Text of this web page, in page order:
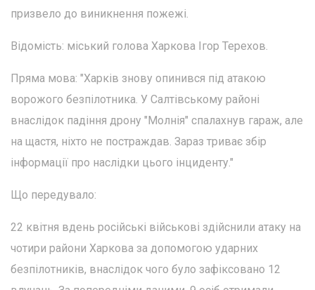
призвело до виникнення пожежі.
Відомість: міський голова Харкова Ігор Терехов.
Пряма мова: "Харків знову опинився під атакою
ворожого безпілотника. У Салтівському районі
внаслідок падіння дрону "Молнія" спалахнув гараж, але
на щастя, ніхто не постраждав. Зараз триває збір
інформації про наслідки цього інциденту."
Що передувало:
22 квітня вдень російські військові здійснили атаку на
чотири райони Харкова за допомогою ударних
безпілотників, внаслідок чого було зафіксовано 12